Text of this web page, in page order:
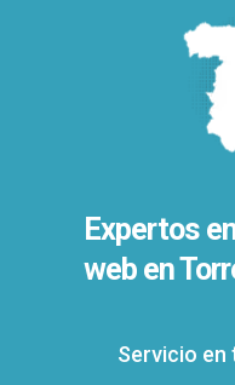
Expertos
web en
Servicio en